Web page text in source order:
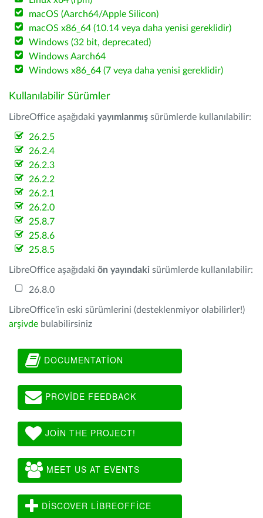
macOS (Aarch64/Apple Silicon)
macOS x86_64 (10.14 veya daha yenisi gereklidir)
Windows (32 bit, deprecated)
Windows Aarch64
Windows x86_64 (7 veya daha yenisi gereklidir)
Kullanılabilir Sürümler
LibreOffice aşağıdaki yayımlanmış sürümlerde kullanılabilir:
26.2.5
26.2.4
26.2.3
26.2.2
26.2.1
26.2.0
25.8.7
25.8.6
25.8.5
LibreOffice aşağıdaki ön yayındaki sürümlerde kullanılabilir:
26.8.0
LibreOffice'in eski sürümlerini (desteklenmiyor olabilirler!)
arşivde bulabilirsiniz
DOCUMENTATION
PROVIDE FEEDBACK
JOIN THE PROJECT!
MEET US AT EVENTS
DISCOVER LIBREOFFICE